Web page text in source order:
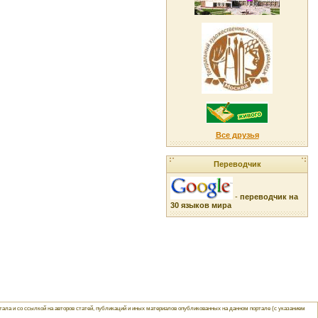
Все друзья
Переводчик
- переводчик на
30 языков мира
и со ссылкой на авторов статей, публикаций и иных материалов опубликованных на данном портале (с указанием